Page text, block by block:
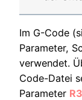
Im G-Code
Parameter,
verwendet.
Code-Datei
Parameter R3